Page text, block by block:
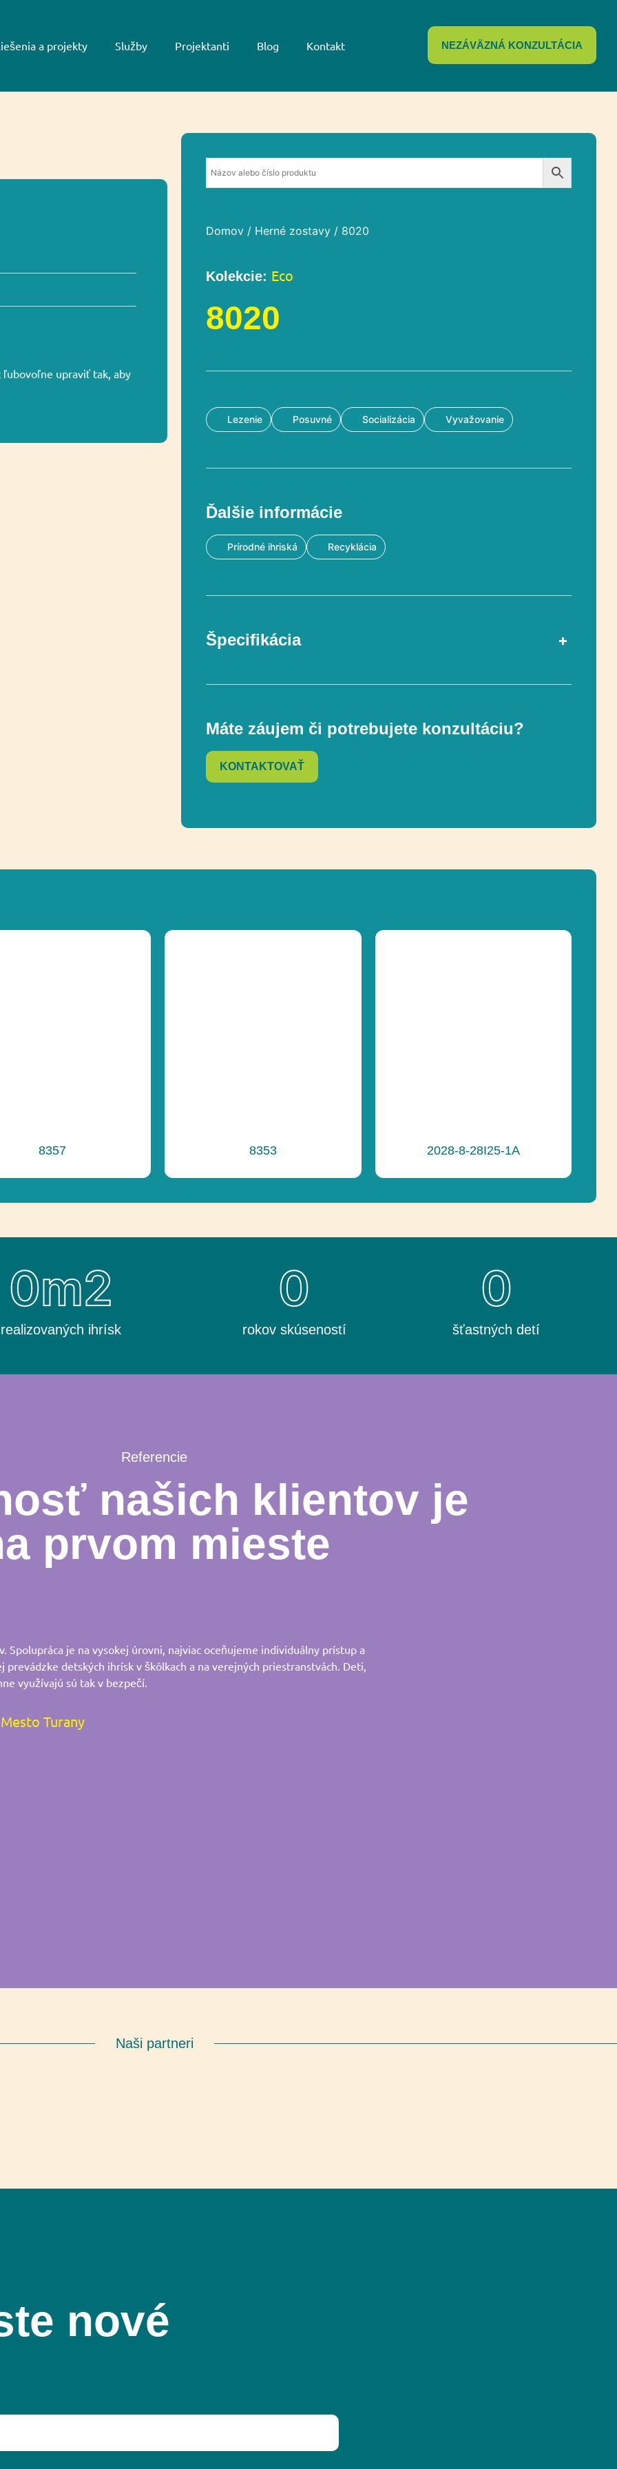
a projekty Služby Projektanti Blog Kontakt NEZÁVÄZNÁ KONZULTÁCIA
upraviť tak, aby
Domov/ Herné zostavy/ 8020
Kolekcie: Eco
8020
Lezenie Posuvné Socializácia Vyvažovanie
Ďalšie informácie
Prírodné ihriská Recyklácia
Špecifikácia
Vyvažovanie, Lezenie,
V súlade s normou EN 1176-1
Socializácia, Vyvažovanie
Ďalšie informácie Prírodné ihriská, Recyklácia
Máte záujem či potrebujete konzultáciu?
KONTAKTOVAŤ
8357 8353 2028-8-28I25-1A
realizovaných ihrísk
0m2
rokov skúseností
0
šťastných detí
0
Referencie
našich klientov je
prvom mieste
je na vysokej úrovni, najviac oceňujeme individuálny prístup a
detských ihrísk v škôlkach a na verejných priestranstvách. Deti,
využívajú sú tak v bezpečí.
Mesto Turany
Naši partneri
nové